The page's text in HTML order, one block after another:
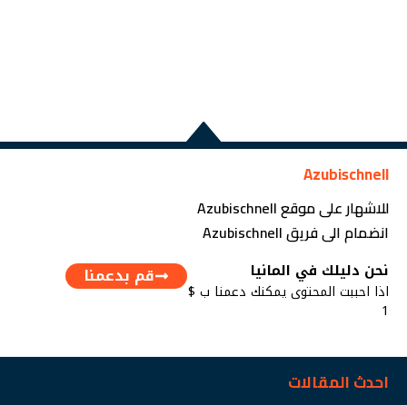
Azubischnell
للاشهار على موقع Azubischnell
انضمام الى فريق Azubischnell
نحن دليلك في المانيا
اذا احببت المحتوى يمكنك دعمنا ب $
1
قم بدعمنا
احدث المقالات